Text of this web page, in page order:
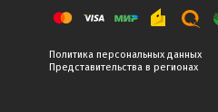
Политика персональных данных
Представительства в регионах